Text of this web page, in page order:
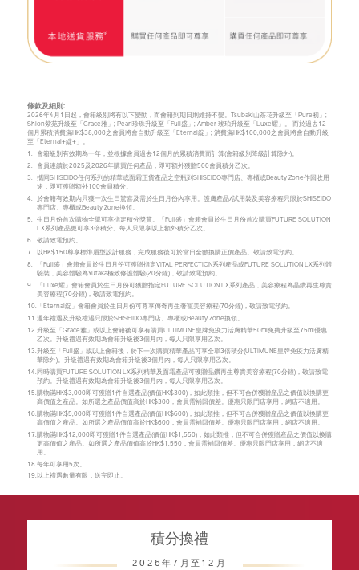
條款及細則:
2026年4月1日起，會籍級別將有以下變動，而會籍到期日則維持不變。Tsubaki山茶花升級至「Pure初」;
Shion紫苑升級至「Grace雅」; Pearl珍珠升級至「Full盛」; Amber 琥珀升級至「Luxe耀」。 而於過去12
個月累積消費滿HK$38,000之會員將會自動升級至「Eternal綻」; 消費滿HK$100,000之會員將會自動升級
至「Eternal+綻+」。
1.
會籍級別有效期為一年，並根據會員過去12個月的累積消費而計算(會籍級別降級計算除外)。
2.
會員連續於2025及2026年購買任何產品，即可額外獲贈500會員積分乙次。
3.
攜同SHISEIDO任何系列的精華或面霜正貨產品之空瓶到SHISEIDO專門店、專櫃或Beauty Zone作回收用
途，即可獲贈額外100會員積分。
4.
於會籍有效期內只獲一次生日驚喜及需於生日月份內享用。護膚產品/試用裝及美容療程只限於SHISEIDO
專門店、專櫃或Beauty Zone換領。
5.
生日月份首次購物全單可享指定積分獎賞。「Full盛」會籍會員於生日月份首次購買FUTURE SOLUTION
LX系列產品更可享3倍積分。每人只限享以上額外積分乙次。
6.
敬請致電預約。
7.
以HK$150尊享標準眉型設計服務，完成服務後可於當日全數換購正價產品。敬請致電預約。
8.
「Full盛」會籍會員於生日月份可獲贈指定VITAL PERFECTION系列產品或FUTURE SOLUTION LX系列體
驗裝，美容體驗為Yutaka極致修護體驗(20分鐘)，敬請致電預約。
9.
「Luxe耀」會籍會員於生日月份可獲贈指定FUTURE SOLUTION LX系列產品，美容療程為晶鑽再生尊貴
美容療程(70分鐘)，敬請致電預約。
10.
「Eternal綻」會籍會員於生日月份可尊享傳奇再生奢寵美容療程(70分鐘)，敬請致電預約。
11. 週年禮遇及升級禮遇只限於SHISEIDO專門店、專櫃或Beauty Zone換領。
12.升級至「Grace雅」或以上會籍後可享有購買ULTIMUNE皇牌免疫力活膚精華50ml免費升級至75ml優惠
乙次。升級禮遇有效期為會籍升級後3個月內，每人只限享用乙次。
13.升級至「Full盛」或以上會籍後，於下一次購買精華產品可享全單3倍積分(ULTIMUNE皇牌免疫力活膚精
華除外)。升級禮遇有效期為會籍升級後3個月內，每人只限享用乙次。
14. 同時購買FUTURE SOLUTION LX系列精華及面霜產品可獲贈晶鑽再生尊貴美容療程(70分鐘)，敬請致電
預約。升級禮遇有效期為會籍升級後3個月內，每人只限享用乙次。
15. 購物滿HK$3,000即可獲贈1件自選產品(價值HK$300)，如此類推，但不可合併獲贈産品之價值以換購更
高價值之産品。如所選之產品價值高於HK$300，會員需補回價差。優惠只限門店享用，網店不適用。
16. 購物滿HK$5,000即可獲贈1件自選產品(價值HK$600)，如此類推，但不可合併獲贈産品之價值以換購更
高價值之産品。如所選之產品價值高於HK$600，會員需補回價差。優惠只限門店享用，網店不適用。
17. 購物滿HK$12,000即可獲贈1件自選產品(價值HK$1,550)，如此類推，但不可合併獲贈産品之價值以換購
更高價值之産品。如所選之產品價值高於HK$1,550，會員需補回價差。優惠只限門店享用，網店不適
用。
18. 每年可享用5次。
19. 以上禮遇數量有限，送完即止。
積分換禮
2026年7月至12月